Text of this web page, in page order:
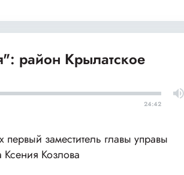
район Крылатское
24:42
первый заместитель главы управы
Ксения Козлова